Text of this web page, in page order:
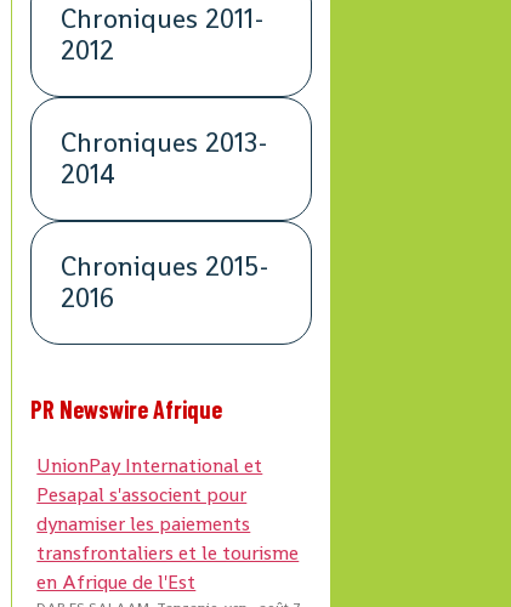
Chroniques 2011-
2012
Chroniques 2013-
2014
Chroniques 2015-
2016
PR Newswire Afrique
UnionPay International et
Pesapal s'associent pour
dynamiser les paiements
transfrontaliers et le tourisme
en Afrique de l'Est